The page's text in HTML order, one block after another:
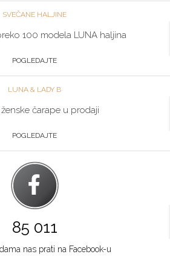
SVEČANE HALJINE
100 modela LUNA haljina
POGLEDAJTE
LUNA & LADY B
čarape u prodaji
POGLEDAJTE
85 011
nas prati na Facebook-u